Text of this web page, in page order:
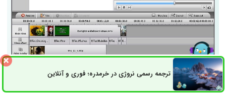
ترجمه رسمی نروژی در خرمدره؛ فوری و آنلاینثبت سفارش راه های ارتباطی